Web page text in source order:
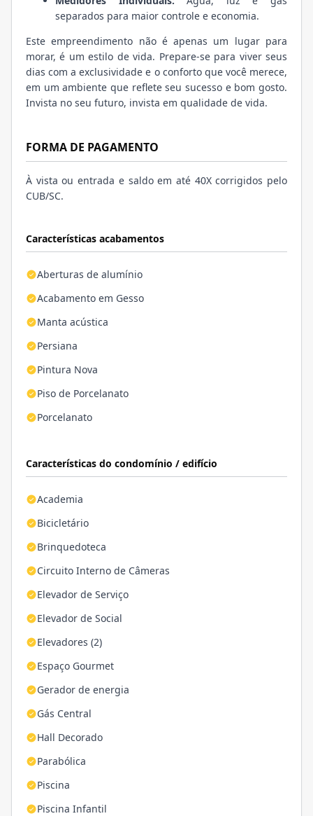
Características acabamentos
Aberturas de alumínio
Acabamento em Gesso
Manta acústica
Persiana
Pintura Nova
Piso de Porcelanato
Porcelanato
Características do condomínio / edifício
Academia
Bicicletário
Brinquedoteca
Circuito Interno de Câmeras
Elevador de Serviço
Elevador de Social
Elevadores (2)
Espaço Gourmet
Gerador de energia
Gás Central
Hall Decorado
Parabólica
Piscina
Piscina Infantil
separados para maior controle e economia.
Este empreendimento não é apenas um lugar para
morar, é um estilo de vida. Prepare-se para viver seus
dias com a exclusividade e o conforto que você merece,
em um ambiente que reflete seu sucesso e bom gosto.
Invista no seu futuro, invista em qualidade de vida.
FORMA DE PAGAMENTO
À vista ou entrada e saldo em até 40X corrigidos pelo
CUB/SC.